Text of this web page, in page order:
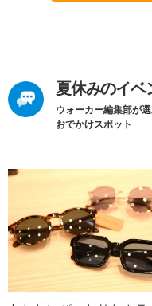
夏休みのイベ
ウォーカー編集部が
おでかけスポット